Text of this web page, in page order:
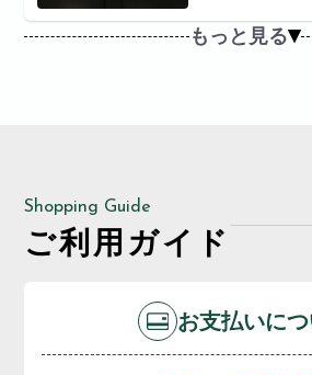
もっと見る
Shopping Guide
ご利用ガイド
お支払いに